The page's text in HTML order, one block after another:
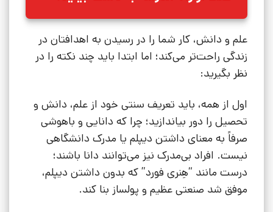
علم و دانش، کار شما را در رسیدن به اهدافتان در
زندگی راحت‌تر می‌کند؛ اما ابتدا باید چند نکته را در
نظر بگیرید:
اول از همه، باید تعریف سنتی خود از علم، دانش و
تحصیل را دور بیاندازید؛ چرا که دانایی و باهوشی
صرفاً به معنای داشتن دیپلم یا مدرک دانشگاهی
نیست. افراد بی‌مدرک نیز می‌توانند دانا باشند؛
درست مانند “هِنری فورد” که بدون داشتن دیپلم،
موفق شد صنعتی عظیم و پولساز بنا کند.